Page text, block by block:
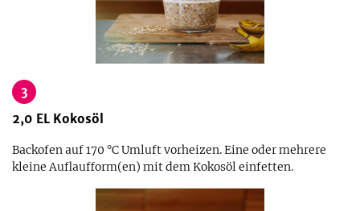
3
2,0 EL Kokosöl
Backofen auf 170 °C Umluft vorheizen. Eine oder mehrere
kleine Auflaufform(en) mit dem Kokosöl einfetten.